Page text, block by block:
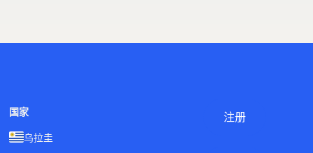
国家
乌拉圭
注册